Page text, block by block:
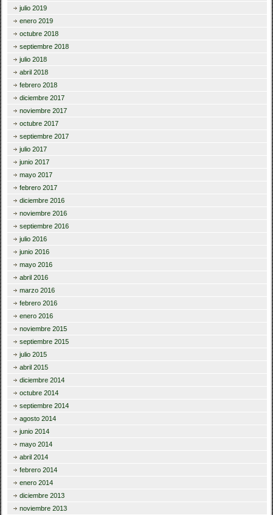
julio 2019
enero 2019
octubre 2018
septiembre 2018
julio 2018
abril 2018
febrero 2018
diciembre 2017
noviembre 2017
octubre 2017
septiembre 2017
julio 2017
junio 2017
mayo 2017
febrero 2017
diciembre 2016
noviembre 2016
septiembre 2016
julio 2016
junio 2016
mayo 2016
abril 2016
marzo 2016
febrero 2016
enero 2016
noviembre 2015
septiembre 2015
julio 2015
abril 2015
diciembre 2014
octubre 2014
septiembre 2014
agosto 2014
junio 2014
mayo 2014
abril 2014
febrero 2014
enero 2014
diciembre 2013
noviembre 2013